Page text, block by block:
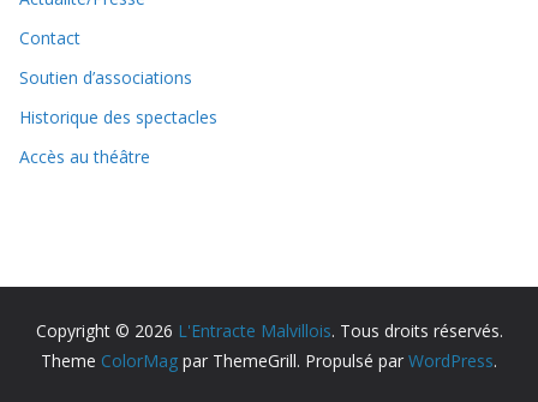
Contact
Soutien d’associations
Historique des spectacles
Accès au théâtre
Copyright © 2026 L'Entracte Malvillois. Tous droits réservés.
Theme ColorMag par ThemeGrill. Propulsé par WordPress.